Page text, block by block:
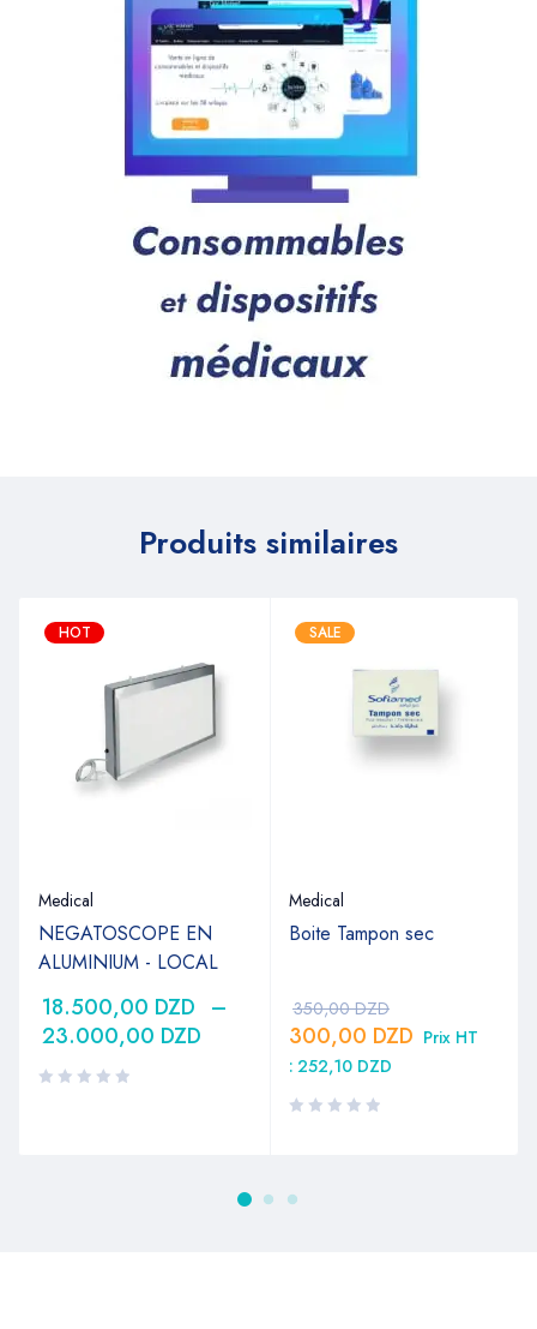
Produits similaires
HOT
Medical
NEGATOSCOPE EN
ALUMINIUM - LOCAL
18.500,00 DZD –
23.000,00 DZD
SALE
Medical
Boite Tampon sec
350,00DZD
300,00 DZD Prix HT
: 252,10 DZD